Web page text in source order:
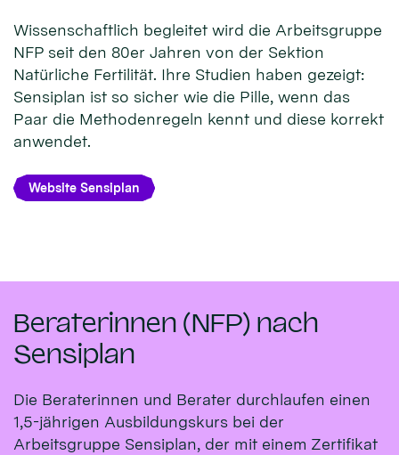
Wissenschaftlich begleitet wird die Arbeitsgruppe
NFP seit den 80er Jahren von der Sektion
Natürliche Fertilität. Ihre Studien haben gezeigt:
Sensiplan ist so sicher wie die Pille, wenn das
Paar die Methodenregeln kennt und diese korrekt
anwendet.
Website Sensiplan
Beraterinnen (NFP) nach
Sensiplan
Die Beraterinnen und Berater durchlaufen einen
1,5-jährigen Ausbildungskurs bei der
Arbeitsgruppe Sensiplan, der mit einem Zertifikat